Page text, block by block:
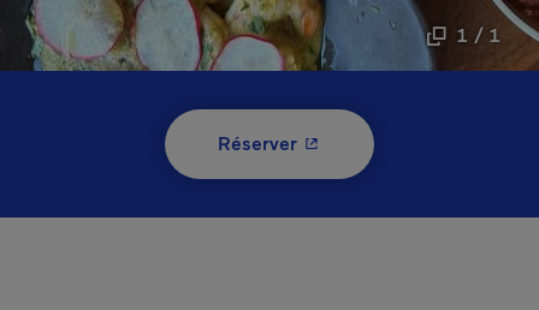
1 / 1
Réserver- Cet hyperlien s'ouvrira